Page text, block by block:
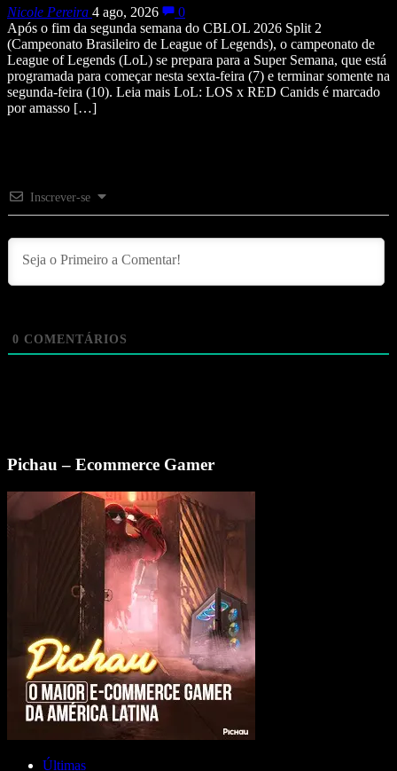
Nicole Pereira 4 ago, 2026
0
Após o fim da segunda semana do CBLOL 2026 Split 2
(Campeonato Brasileiro de League of Legends), o campeonato de
League of Legends (LoL) se prepara para a Super Semana, que está
programada para começar nesta sexta-feira (7) e terminar somente na
segunda-feira (10). Leia mais LoL: LOS x RED Canids é marcado
por amasso […]
Inscrever-se
0 COMENTÁRIOS
Pichau – Ecommerce Gamer
Últimas